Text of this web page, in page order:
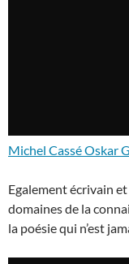
Michel Cassé Oskar
Egalement écrivain
domaines de la
la poésie qui n’est